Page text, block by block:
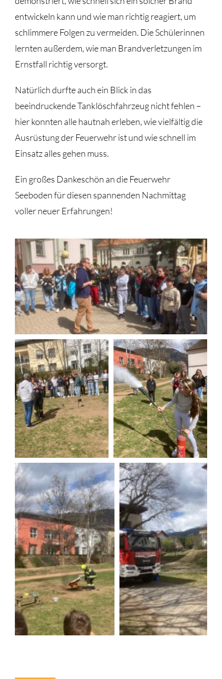
entwickeln kann und wie man richtig reagiert, um
schlimmere Folgen zu vermeiden. Die Schülerinnen
lernten außerdem, wie man Brandverletzungen im
Ernstfall richtig versorgt.
Natürlich durfte auch ein Blick in das
beeindruckende Tanklöschfahrzeug nicht fehlen –
hier konnten alle hautnah erleben, wie vielfältig die
Ausrüstung der Feuerwehr ist und wie schnell im
Einsatz alles gehen muss.
Ein großes Dankeschön an die Feuerwehr
Seeboden für diesen spannenden Nachmittag
voller neuer Erfahrungen!